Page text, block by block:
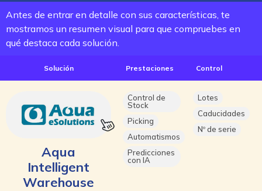
Antes de entrar en detalle con sus características, te
mostramos un resumen visual para que compruebes en
qué destaca cada solución.
Solución Prestaciones Control
Aqua
Intelligent
Warehouse
Control de
Stock
Picking
Automatismos
Predicciones
con IA
Lotes
Caducidades
Nº de serie